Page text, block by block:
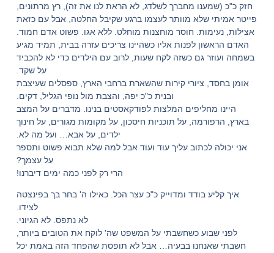
חזק כ"כ (שמענו מחברך לשלדג, לא הראת לנו את זה), רץ מרתונים,
פייטר אמיתי שלא מוותר לעצמו ברגע שקיבל החלטה, אבל עם כזאת
אצילות, נעימות. חוסר מוחצנות מוחלט. ללא אגו. פשוט אדם חמוד.
האדם הראשון לפנות אליו כשהיינו צריכים עזרה בבית, תמיד מגיע
בשמחה ועוזר גם כשזה לקח שעות, לרוב עם הילדים כדי לא להכביד
על שקד.
אומן בחסד, ציורי קירות שהשארת ברחבי הארץ, ספסלים שעיצבת
ובנית כ"כ יפה, והצבת מול נופי הגליל, דקים.
היינו מחליפים המלצות לפודקאסטים בנינו. מדברים על המצב
בארץ, הרפורמה, על תוכניות חיסכון, על מקומות מגורים, על חינוך
ילדים, על אבא… ועל מה לא.
אני יכולה לכתוב עליך עוד ועוד אבל למה שלא תבוא פשוט ותספר
על עצמך?
הרי רק לפני כמה ימים דיברנו!
איך קליע בודד ומדוייק כ"כ עצר הכל. כאילו ה' בחר בך בפינצטה
לצידו.
לא נתפס. לא הגיוני.
לפני שבוע כשחשבתי על המשפט שה' לוקח את הטובים ביותר,
חשבתי שאנחנו בבעיה… אבל לא תופסת שהפחד הזה באמת יכל